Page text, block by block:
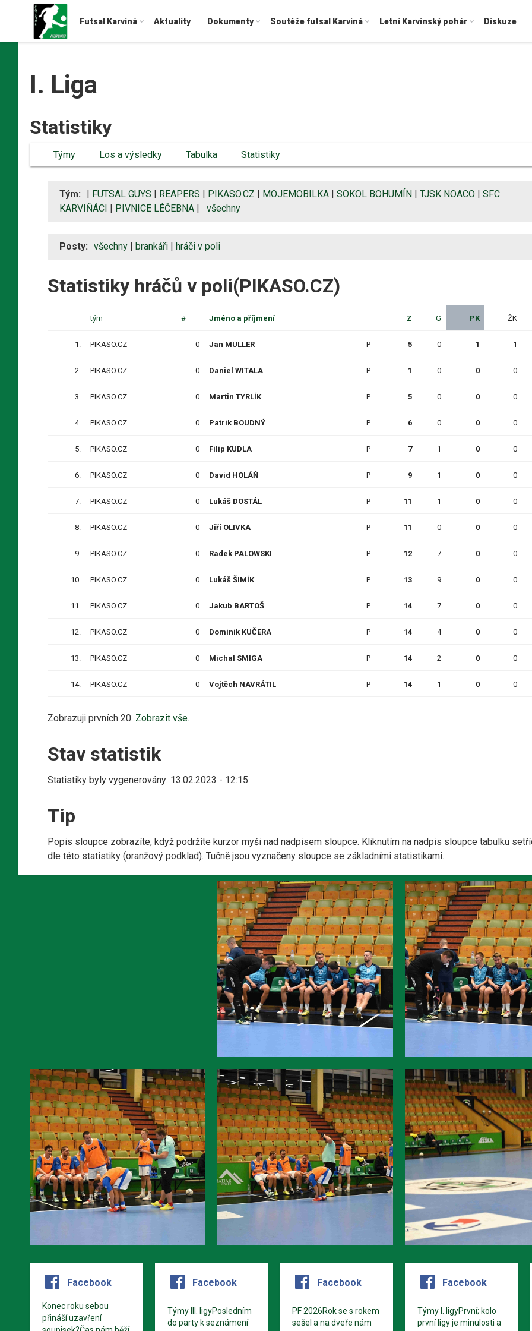
Futsal Karviná Aktuality Dokumenty Soutěže futsal Karviná Letní Karvinský pohár Diskuze
I. Liga
Statistiky
Týmy Los a výsledky Tabulka Statistiky
Tým: | FUTSAL GUYS | REAPERS | PIKASO.CZ | MOJEMOBILKA | SOKOL BOHUMÍN | TJSK NOACO | SFC
KARVIŇÁCI | PIVNICE LÉČEBNA | všechny
Posty: všechny | brankáři | hráči v poli
Statistiky hráčů v poli(PIKASO.CZ)
tým # Jméno a příjmení Z G PK ŽK
1. PIKASO.CZ 0 Jan MULLER P 5 0 1 1
2. PIKASO.CZ 0 Daniel WITALA P 1 0 0 0
3. PIKASO.CZ 0 Martin TYRLÍK P 5 0 0 0
4. PIKASO.CZ 0 Patrik BOUDNÝ P 6 0 0 0
5. PIKASO.CZ 0 Filip KUDLA P 7 1 0 0
6. PIKASO.CZ 0 David HOLÁŇ P 9 1 0 0
7. PIKASO.CZ 0 Lukáš DOSTÁL P 11 1 0 0
8. PIKASO.CZ 0 Jiří OLIVKA P 11 0 0 0
9. PIKASO.CZ 0 Radek PALOWSKI P 12 7 0 0
10. PIKASO.CZ 0 Lukáš ŠIMÍK P 13 9 0 0
11. PIKASO.CZ 0 Jakub BARTOŠ P 14 7 0 0
12. PIKASO.CZ 0 Dominik KUČERA P 14 4 0 0
13. PIKASO.CZ 0 Michal SMIGA P 14 2 0 0
14. PIKASO.CZ 0 Vojtěch NAVRÁTIL P 14 1 0 0
Zobrazuji prvních 20. Zobrazit vše.
Stav statistik
Statistiky byly vygenerovány: 13.02.2023 - 12:15
Tip
Popis sloupce zobrazíte, když podržíte kurzor myši nad nadpisem sloupce. Kliknutím na nadpis sloupce tabulku
dle této statistiky (oranžový podklad). Tučně jsou vyznačeny sloupce se základními statistikami.
Facebook
Konec roku sebou
přináší uzavření
Facebook
Týmy III. ligyPosledním
do party k seznámení
Facebook
PF 2026Rok se s rokem
sešel a na dveře nám
Facebook
Týmy I. ligyPrvní; kolo
první ligy je minulosti a